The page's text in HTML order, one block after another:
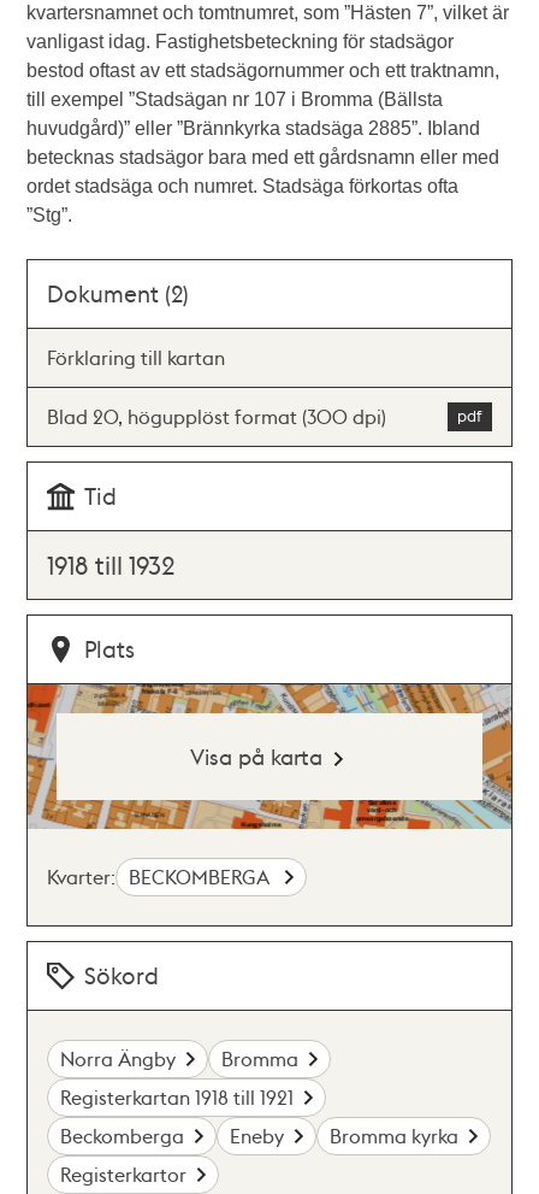
kvartersnamnet och tomtnumret, som ”Hästen 7”, vilket är
vanligast idag. Fastighetsbeteckning för stadsägor
bestod oftast av ett stadsägornummer och ett traktnamn,
till exempel ”Stadsägan nr 107 i Bromma (Bällsta
huvudgård)” eller ”Brännkyrka stadsäga 2885”. Ibland
betecknas stadsägor bara med ett gårdsnamn eller med
ordet stadsäga och numret. Stadsäga förkortas ofta
”Stg”.
Dokument (2)
Förklaring till kartan
Blad 20, högupplöst format (300 dpi)
Tid
1918 till 1932
Plats
Visa på karta
Kvarter: BECKOMBERGA
Sökord
Norra Ängby
Bromma
Registerkartan 1918 till 1921
Beckomberga
Eneby
Bromma kyrka
Registerkartor